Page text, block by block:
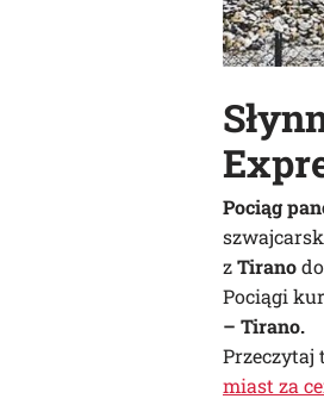
Pociąg
zTiranodo
Pociągi
– Tirano.
Przeczytaj
miast za